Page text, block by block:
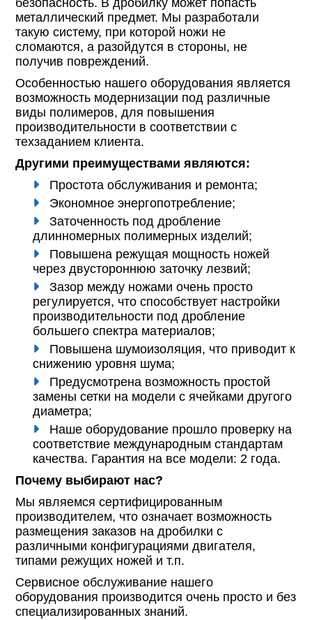
безопасность. В дробилку может попасть
металлический предмет. Мы разработали
такую систему, при которой ножи не
сломаются, а разойдутся в стороны, не
получив повреждений.
Особенностью нашего оборудования является
возможность модернизации под различные
виды полимеров, для повышения
производительности в соответствии с
техзаданием клиента.
Другими преимуществами являются:
Простота обслуживания и ремонта;
Экономное энергопотребление;
Заточенность под дробление
длинномерных полимерных изделий;
Повышена режущая мощность ножей
через двустороннюю заточку лезвий;
Зазор между ножами очень просто
регулируется, что способствует настройки
производительности под дробление
большего спектра материалов;
Повышена шумоизоляция, что приводит к
снижению уровня шума;
Предусмотрена возможность простой
замены сетки на модели с ячейками другого
диаметра;
Наше оборудование прошло проверку на
соответствие международным стандартам
качества. Гарантия на все модели: 2 года.
Почему выбирают нас?
Мы являемся сертифицированным
производителем, что означает возможность
размещения заказов на дробилки с
различными конфигурациями двигателя,
типами режущих ножей и т.п.
Сервисное обслуживание нашего
оборудования производится очень просто и без
специализированных знаний.